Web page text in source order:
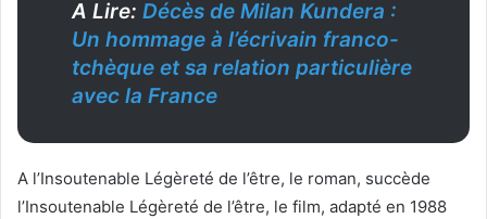
A Lire: Décès de Milan Kundera :
Un hommage à l’écrivain franco-
tchèque et sa relation particulière
avec la France
A l’Insoutenable Légèreté de l’être, le roman, succède
l’Insoutenable Légèreté de l’être, le film, adapté en 1988